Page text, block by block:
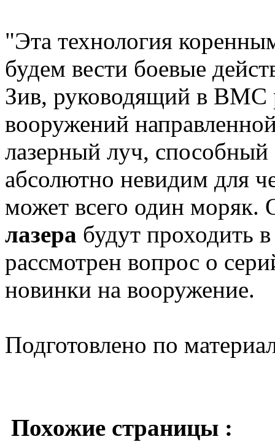
"Эта технология
будем вести боевые
Зив, руководящий в ВМС
вооружений
лазерный луч, способный
абсолютно невидим для
может всего один моряк.
лазера будут проходить
рассмотрен вопрос о
новинки на вооружение.
Подготовлено по
Похожие страницы :